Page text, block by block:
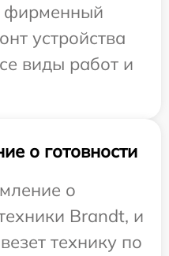
фирменный
устройства
виды работ и
о готовности
о
Brandt, и
технику по